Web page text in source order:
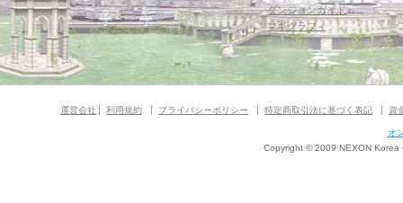
ダンジョンガイド
マギグラフィ
運営会社 利用規約 プライバシーポリシー 特定商取引法に基づく表記 資
オ
Copyright © 2009 NEXON Korea